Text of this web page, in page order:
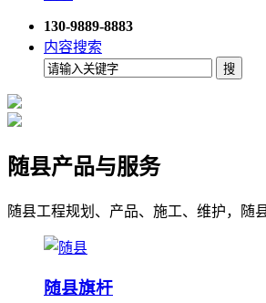
130-9889-8883
内容搜索
随县产品与服务
随县工程规划、产品、施工、维护，随
随县旗杆